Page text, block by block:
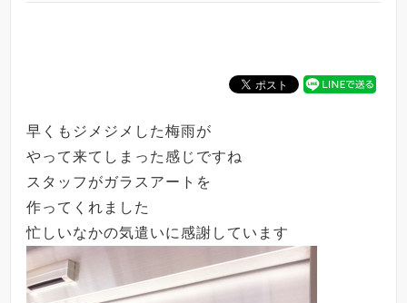
早くもジメジメした梅雨が
やって来てしまった感じですね
スタッフがガラスアートを
作ってくれました
忙しいなかの気遣いに感謝しています